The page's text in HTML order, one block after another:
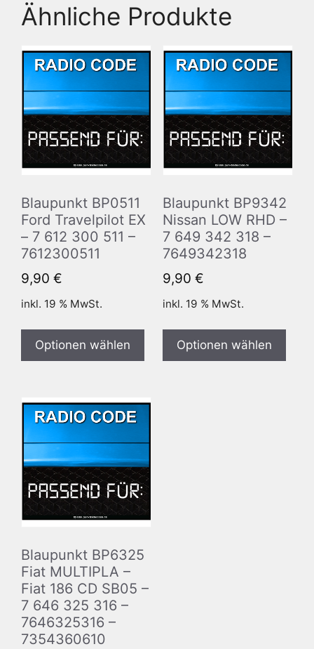
Ähnliche Produkte
Blaupunkt BP0511
Ford Travelpilot EX
– 7 612 300 511 –
7612300511
9,90 €
inkl. 19 % MwSt.
Optionen wählen
Blaupunkt BP9342
Nissan LOW RHD –
7 649 342 318 –
7649342318
9,90 €
inkl. 19 % MwSt.
Optionen wählen
Blaupunkt BP6325
Fiat MULTIPLA –
Fiat 186 CD SB05 –
7 646 325 316 –
7646325316 –
7354360610